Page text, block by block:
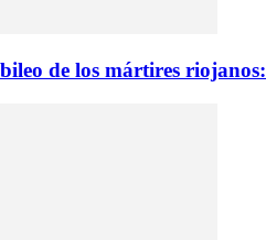
de los mártires